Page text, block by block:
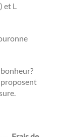
et L
proposent